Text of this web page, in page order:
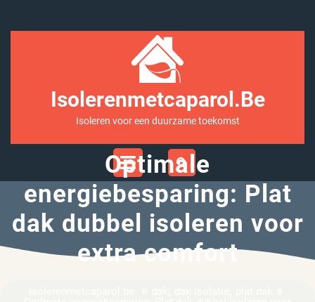
Isolerenmetcaparol.be
Isoleren voor een duurzame toekomst
Open
Menu
Optimale
energiebesparing: Plat
dak dubbel isoleren voor
extra comfort